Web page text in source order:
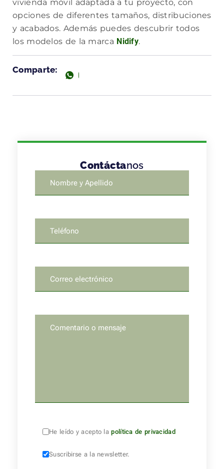
vivienda móvil adaptada a tu proyecto, con
opciones de diferentes tamaños, distribuciones
y acabados. Además puedes descubrir todos
los modelos de la marca Nidify.
Comparte:
Contáctanos
He leído y acepto lapolítica de privacidad
Suscribirse a la newsletter.